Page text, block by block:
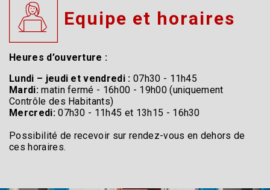
Equipe et horaires
Heures d’ouverture :
Lundi – jeudi et vendredi : 07h30 - 11h45
Mardi:matin fermé - 16h00 - 19h00 (uniquement
Contrôle des Habitants)
Mercredi:07h30 - 11h45 et 13h15 - 16h30
Possibilité de recevoir sur rendez-vous en dehors de
ces horaires.